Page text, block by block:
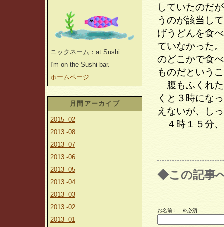
ニックネーム：at Sushi
I'm on the Sushi bar.
ホームページ
月間アーカイブ
2015 -02
2013 -08
2013 -07
2013 -06
2013 -05
2013 -04
2013 -03
2013 -02
2013 -01
していたのだ
うのが該当し
げうどんを食
ていなかった
のどこかで食
ものだという
腹もふくれた
くと３時にな
えないが、し
４時１５分、
◆この記事
お名前： ※必須